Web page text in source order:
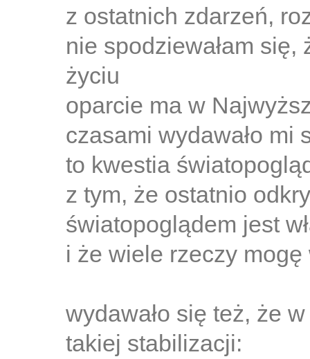
z ostatnich zdarzeń,
nie spodziewałam
życiu
oparcie ma w
czasami wydawało mi
to kwestia
z tym, że ostatnio
światopoglądem jest
i że wiele rzeczy
wydawało się też, że
takiej stabilizacji: